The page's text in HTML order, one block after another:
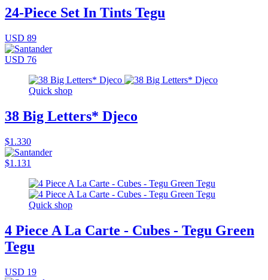
24-Piece Set In Tints Tegu
USD 89
USD 76
Quick shop
38 Big Letters* Djeco
$1.330
$1.131
Quick shop
4 Piece A La Carte - Cubes - Tegu Green
Tegu
USD 19